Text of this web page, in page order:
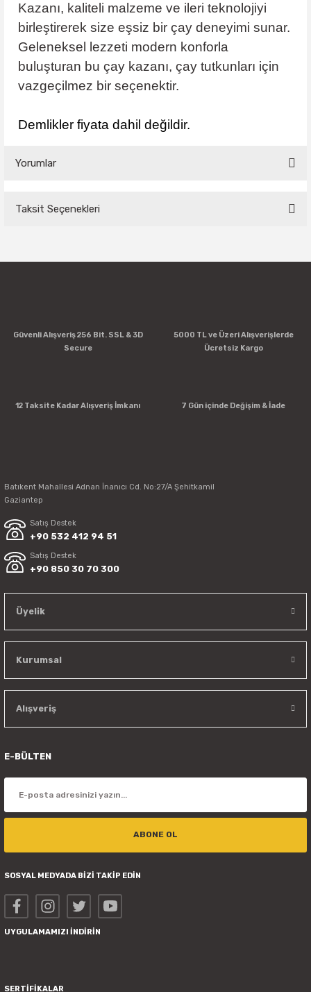
Kazanı, kaliteli malzeme ve ileri teknolojiyi
birleştirerek size eşsiz bir çay deneyimi sunar.
Geleneksel lezzeti modern konforla
buluşturan bu çay kazanı, çay tutkunları için
vazgeçilmez bir seçenektir.
Demlikler fiyata dahil değildir.
Yorumlar
Yorum Yaz
Taksit Seçenekleri
Güvenli Alışveriş 256 Bit. SSL & 3D
Secure
5000 TL ve Üzeri Alışverişlerde
Ücretsiz Kargo
12 Taksite Kadar Alışveriş İmkanı 7 Gün içinde Değişim & İade
Batıkent Mahallesi Adnan İnanıcı Cd. No:27/A Şehitkamil
Gaziantep
Satış Destek
+90 532 412 94 51
Satış Destek
+90 850 30 70 300
Üyelik
Kurumsal
Alışveriş
E-BÜLTEN
ABONE OL
SOSYAL MEDYADA BİZİ TAKİP EDİN
UYGULAMAMIZI İNDİRİN
SERTİFİKALAR